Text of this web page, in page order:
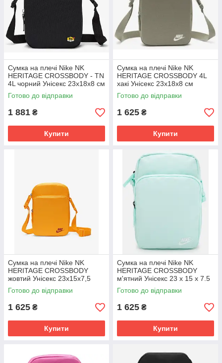
Сумка на плечі Nike NK
HERITAGE CROSSBODY - TN
4L чорний Унісекс 23x18x8 см
DX6614-010
Готово до відправки
1 881 ₴
Купити
Сумка на плечі Nike NK
HERITAGE CROSSBODY 4L
хакі Унісекс 23х18х8 см
DB0456-320
Готово до відправки
1 625 ₴
Купити
Сумка на плечі Nike NK
HERITAGE CROSSBODY
жовтий Унісекс 23х15х7,5
DB0456-717
Готово до відправки
1 625 ₴
Купити
Сумка на плечі Nike NK
HERITAGE CROSSBODY
м'ятний Унісекс 23 х 15 х 7.5
см DB0456-353
Готово до відправки
1 625 ₴
Купити